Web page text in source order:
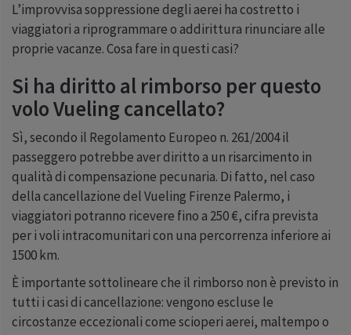
L’improvvisa soppressione degli aerei ha costretto i
viaggiatori a riprogrammare o addirittura rinunciare alle
proprie vacanze. Cosa fare in questi casi?
Si ha diritto al rimborso per questo
volo Vueling cancellato?
Sì, secondo il Regolamento Europeo n. 261/2004 il
passeggero potrebbe aver diritto a un risarcimento in
qualità di compensazione pecunaria. Di fatto, nel caso
della cancellazione del Vueling Firenze Palermo, i
viaggiatori potranno ricevere fino a 250 €, cifra prevista
per i voli intracomunitari con una percorrenza inferiore ai
1500 km.
È importante sottolineare che il rimborso non è previsto in
tutti i casi di cancellazione: vengono escluse le
circostanze eccezionali come scioperi aerei, maltempo o